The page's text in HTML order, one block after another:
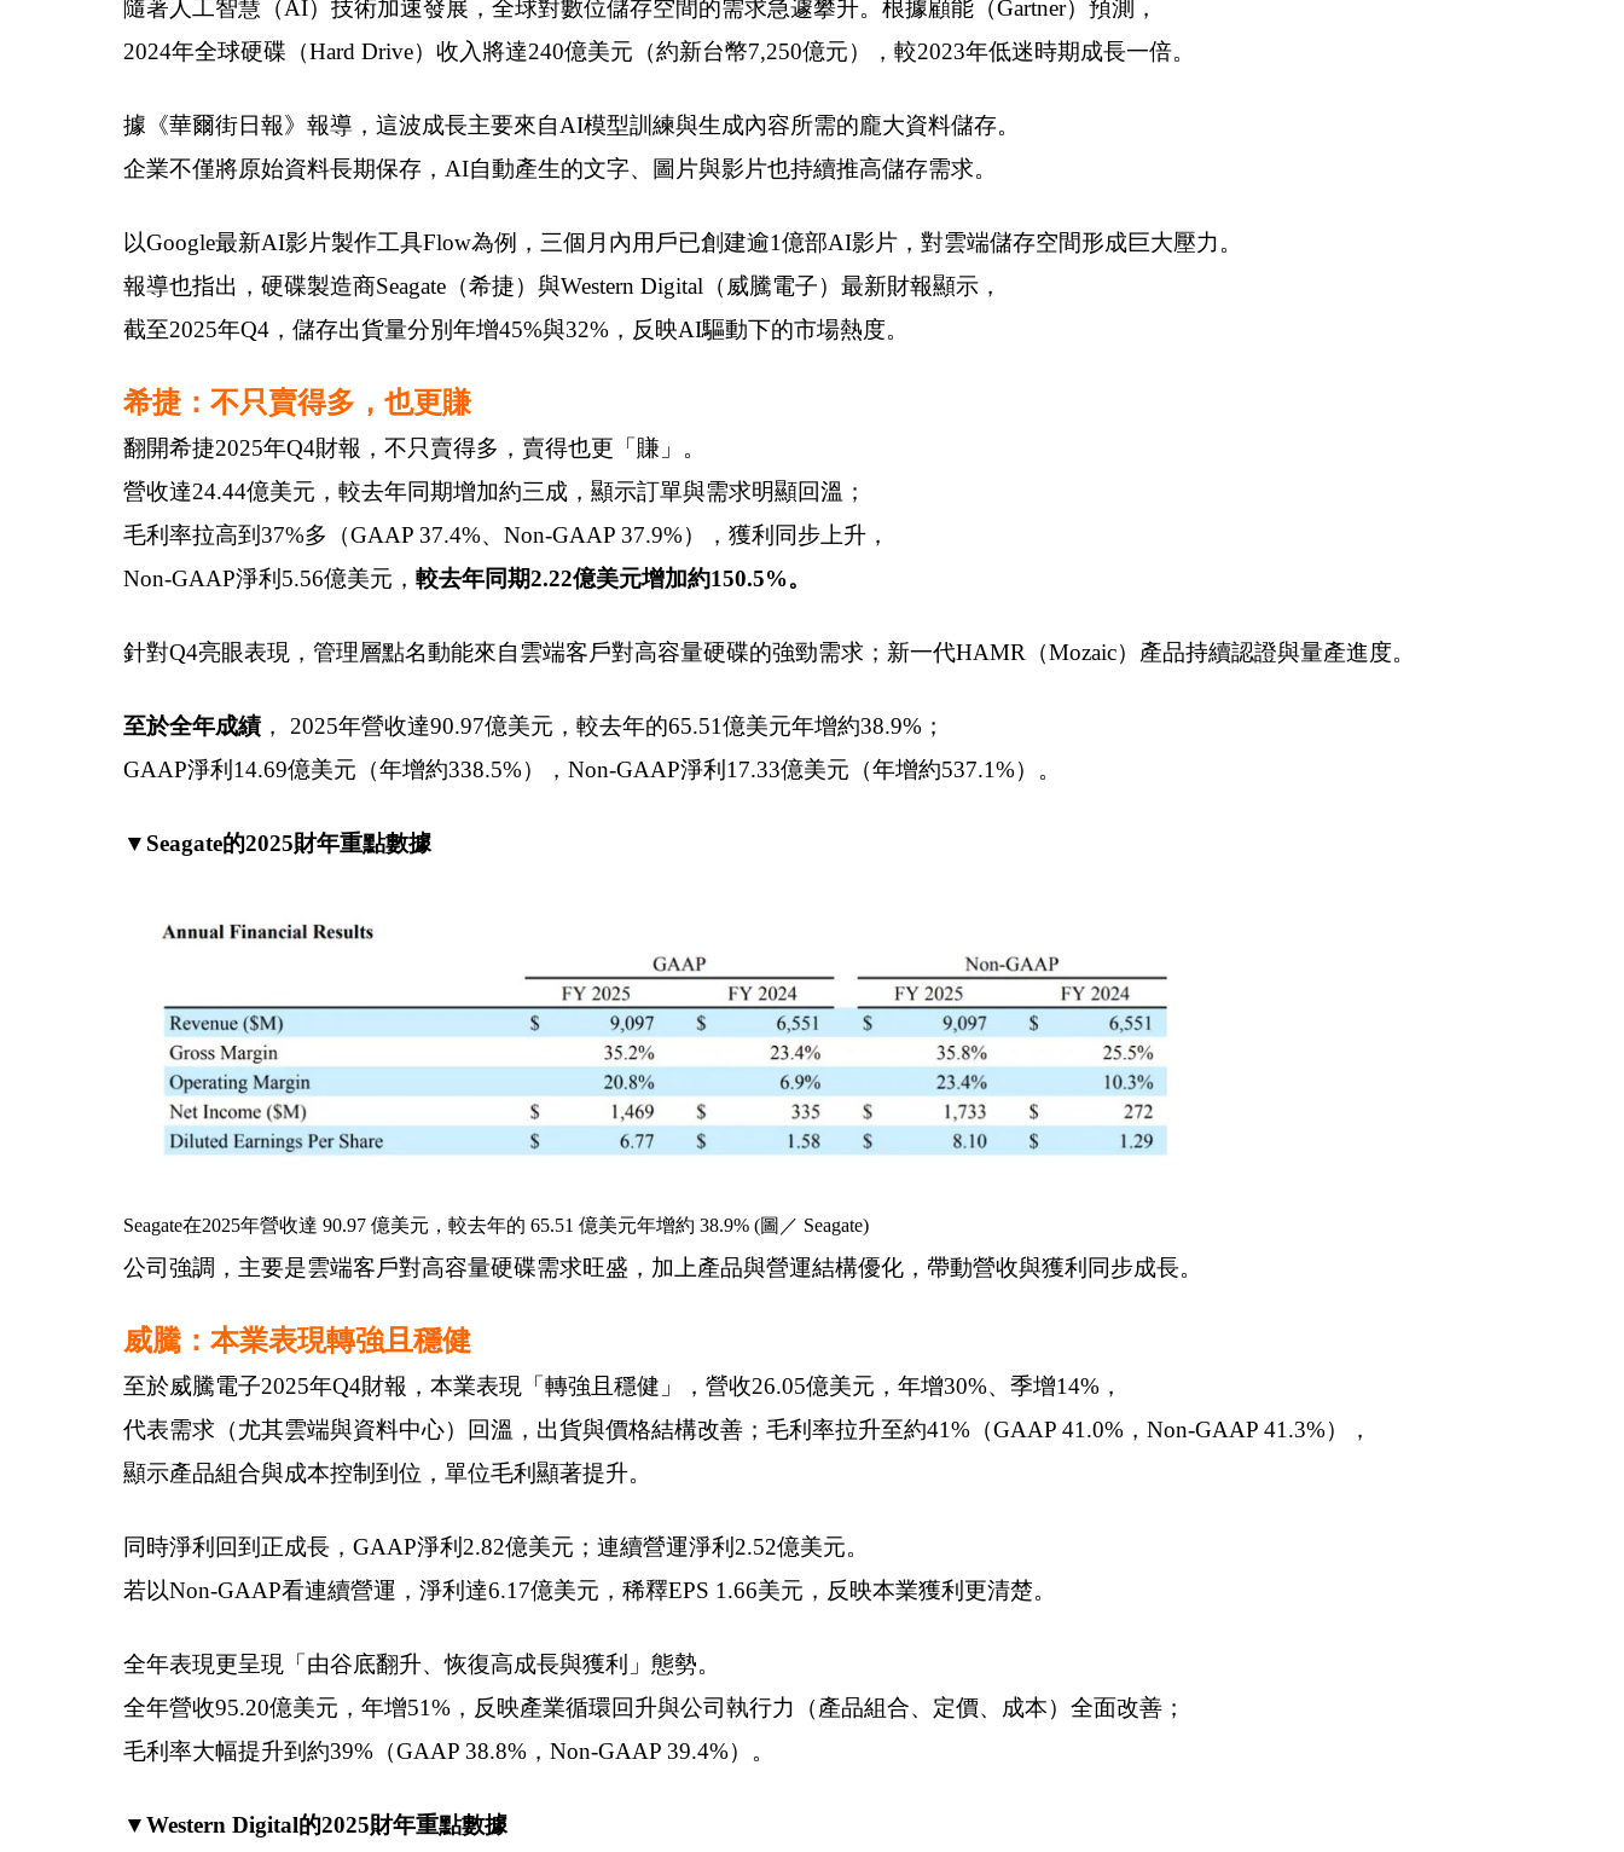
隨著人工智慧（AI）技術加速發展，全球對數位儲存空間的需求急遽攀升。根據顧能（Gartner）預測，
2024年全球硬碟（Hard Drive）收入將達240億美元（約新台幣7,250億元），較2023年低迷時期成長一倍。
據《華爾街日報》報導，這波成長主要來自AI模型訓練與生成內容所需的龐大資料儲存。
企業不僅將原始資料長期保存，AI自動產生的文字、圖片與影片也持續推高儲存需求。
以Google最新AI影片製作工具Flow為例，三個月內用戶已創建逾1億部AI影片，對雲端儲存空間形成巨大壓力。
報導也指出，硬碟製造商Seagate（希捷）與Western Digital（威騰電子）最新財報顯示，
截至2025年Q4，儲存出貨量分別年增45%與32%，反映AI驅動下的市場熱度。
希捷：不只賣得多，也更賺
翻開希捷2025年Q4財報，不只賣得多，賣得也更「賺」。
營收達24.44億美元，較去年同期增加約三成，顯示訂單與需求明顯回溫；
毛利率拉高到37%多（GAAP 37.4%、Non-GAAP 37.9%），獲利同步上升，
Non-GAAP淨利5.56億美元， 較去年同期2.22億美元增加約150.5%。
針對Q4亮眼表現，管理層點名動能來自雲端客戶對高容量硬碟的強勁需求；新一代HAMR（Mozaic）產品持續認證與量產進度。
至於全年成績， 2025年營收達90.97億美元，較去年的65.51億美元年增約38.9%；
GAAP淨利14.69億美元（年增約338.5%），Non-GAAP淨利17.33億美元（年增約537.1%）。
▼Seagate的2025財年重點數據
Seagate在2025年營收達 90.97 億美元，較去年的 65.51 億美元年增約 38.9% (圖／ Seagate)
公司強調，主要是雲端客戶對高容量硬碟需求旺盛，加上產品與營運結構優化，帶動營收與獲利同步成長。
威騰：本業表現轉強且穩健
至於威騰電子2025年Q4財報，本業表現「轉強且穩健」，營收26.05億美元，年增30%、季增14%，
代表需求（尤其雲端與資料中心）回溫，出貨與價格結構改善；毛利率拉升至約41%（GAAP 41.0%，Non-GAAP 41.3%），
顯示產品組合與成本控制到位，單位毛利顯著提升。
同時淨利回到正成長，GAAP淨利2.82億美元；連續營運淨利2.52億美元。
若以Non-GAAP看連續營運，淨利達6.17億美元，稀釋EPS 1.66美元，反映本業獲利更清楚。
全年表現更呈現「由谷底翻升、恢復高成長與獲利」態勢。
全年營收95.20億美元，年增51%，反映產業循環回升與公司執行力（產品組合、定價、成本）全面改善；
毛利率大幅提升到約39%（GAAP 38.8%，Non-GAAP 39.4%）。
▼Western Digital的2025財年重點數據